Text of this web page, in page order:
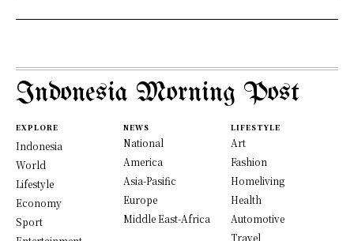
Indonesia Morning Post
EXPLORE
Indonesia
World
Lifestyle
Economy
Sport
NEWS
National
America
Asia-Pasific
Europe
Middle East-Africa
LIFESTYLE
Art
Fashion
Homeliving
Health
Automotive
Travel